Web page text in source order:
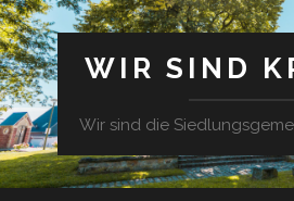
WIR SIND
Wir sind die